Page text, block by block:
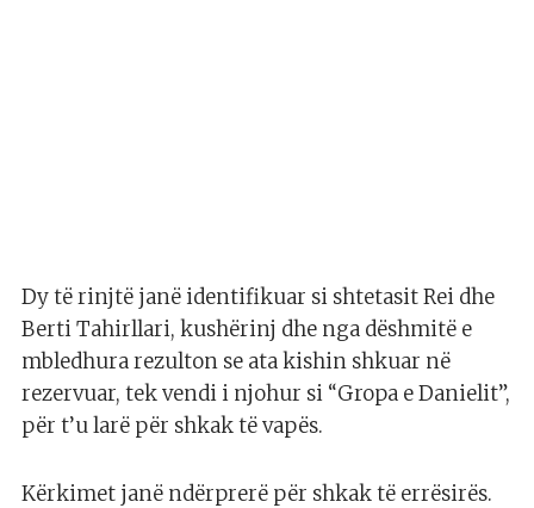
Dy të rinjtë janë identifikuar si shtetasit Rei dhe
Berti Tahirllari, kushërinj dhe nga dëshmitë e
mbledhura rezulton se ata kishin shkuar në
rezervuar, tek vendi i njohur si “Gropa e Danielit”,
për t’u larë për shkak të vapës.
Kërkimet janë ndërprerë për shkak të errësirës.